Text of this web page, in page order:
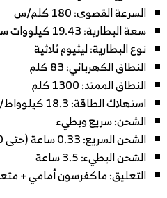
السرعة القصوى: 180 كلم/س
سعة البطارية: 19.43 كيلووات ساعة
نوع البطارية: ليثيوم ثلاثية
النطاق الكهربائي: 83 كلم
النطاق الممتد: 1300 كلم
استهلاك الطاقة: 18.3 كيلوواط/100 كم
الشحن: سريع وبطيء
الشحن السريع: 0.33 ساعة (حتى 80%)
الشحن البطيء: 3.5 ساعة
التعليق: ماكفرسون أمامي +